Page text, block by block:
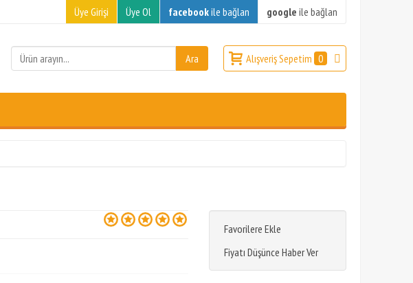
Üye Girişi Üye Ol facebookile bağlan google ile bağlan
Alışveriş Sepetim 0
Favorilere Ekle
Fiyatı Düşünce Haber Ver